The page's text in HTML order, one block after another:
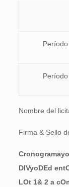
Nombre del
Firma & Sello
Cronogramayo
DIVyoDEd ent
LOt 1& 2 a cO